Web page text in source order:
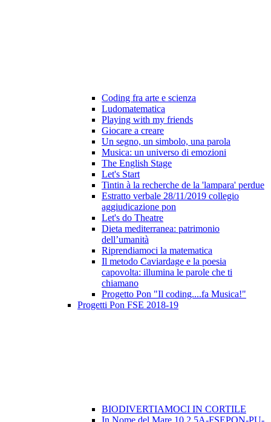
Coding fra arte e scienza
Ludomatematica
Playing with my friends
Giocare a creare
Un segno, un simbolo, una parola
Musica: un universo di emozioni
The English Stage
Let's Start
Tintin à la recherche de la 'lampara' perdue
Estratto verbale 28/11/2019 collegio
aggiudicazione pon
Let's do Theatre
Dieta mediterranea: patrimonio
dell’umanità
Riprendiamoci la matematica
Il metodo Caviardage e la poesia
capovolta: illumina le parole che ti
chiamano
Progetto Pon "Il coding....fa Musica!"
Progetti Pon FSE 2018-19
BIODIVERTIAMOCI IN CORTILE